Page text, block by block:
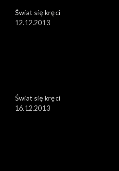
Świat się kręci
12.12.2013
Świat się kręci
16.12.2013